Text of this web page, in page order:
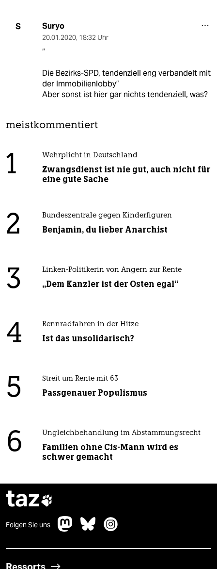
S Suryo
20.01.2020, 18:32 Uhr
“
Die Bezirks-SPD, tendenziell eng verbandelt mit
der Immobilienlobby”
Aber sonst ist hier gar nichts tendenziell, was?
meistkommentiert
1 Wehrplicht in Deutschland
Zwangsdienst ist nie gut, auch nicht für
eine gute Sache
2 Bundeszentrale gegen Kinderfiguren
Benjamin, du lieber Anarchist
3 Linken-Politikerin von Angern zur Rente
„Dem Kanzler ist der Osten egal“
4 Rennradfahren in der Hitze
Ist das unsolidarisch?
5 Streit um Rente mit 63
Passgenauer Populismus
6 Ungleichbehandlung im Abstammungsrecht
Familien ohne Cis-Mann wird es
schwer gemacht
taz
Folgen Sie uns
Ressorts